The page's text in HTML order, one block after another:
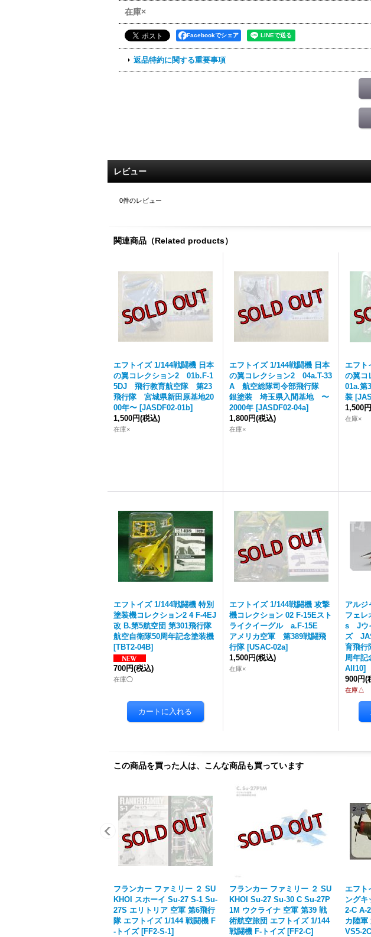
在庫×
Facebookでシェア
返品特約に関する重要事項
レビュー
0件のレビュー
関連商品（Related products）
エフトイズ 1/144戦闘機 日本
の翼コレクション2 01b.F-1
5DJ 飛行教育航空隊 第23
飛行隊 宮城県新田原基地20
00年〜 [JASDF02-01b]
1,500円(税込)
在庫×
エフトイズ 1/144戦闘機 日本
の翼コレクション2 04a.T-33
A 航空総隊司令部飛行隊
銀塗装 埼玉県入間基地 〜
2000年 [JASDF02-04a]
1,800円(税込)
在庫×
エフト
の翼コ
01a.第
装 [
1,500円
在庫×
エフトイズ 1/144戦闘機 特別
塗装機コレクション2 4 F-4EJ
改 B.第5航空団 第301飛行隊
航空自衛隊50周年記念塗装機
[TBT2-04B]
700円(税込)
在庫◯
エフトイズ 1/144戦闘機 攻撃
機コレクション 02 F-15Eスト
ライクイーグル a.F-15E
アメリカ空軍 第389戦闘飛
行隊 [USAC-02a]
1,500円(税込)
在庫×
アルジ
フェレ
s Jウ
ズ
育飛
周年記
All10]
900円(
在庫△
この商品を買った人は、こんな商品も買っています
フランカー ファミリー ２ SU
KHOI スホーイ Su-27 S-1 Su-
27S エリトリア 空軍 第6飛行
隊 エフトイズ 1/144 戦闘機 F
-トイズ [FF2-S-1]
フランカー ファミリー ２ SU
KHOI Su-27 Su-30 C Su-27P
1M ウクライナ 空軍 第39 戦
術航空旅団 エフトイズ 1/144
戦闘機 F-トイズ [FF2-C]
エフト
ングキ
2-C A-
カ陸軍
VS5-2C